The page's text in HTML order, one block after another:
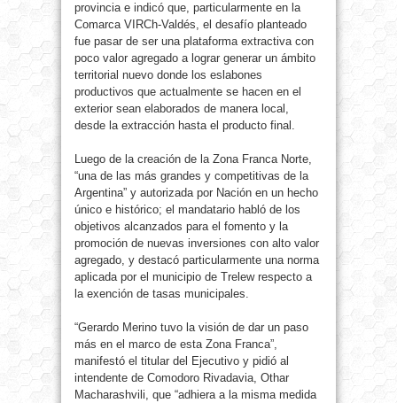
provincia e indicó que, particularmente en la
Comarca VIRCh-Valdés, el desafío planteado
fue pasar de ser una plataforma extractiva con
poco valor agregado a lograr generar un ámbito
territorial nuevo donde los eslabones
productivos que actualmente se hacen en el
exterior sean elaborados de manera local,
desde la extracción hasta el producto final.
Luego de la creación de la Zona Franca Norte,
“una de las más grandes y competitivas de la
Argentina” y autorizada por Nación en un hecho
único e histórico; el mandatario habló de los
objetivos alcanzados para el fomento y la
promoción de nuevas inversiones con alto valor
agregado, y destacó particularmente una norma
aplicada por el municipio de Trelew respecto a
la exención de tasas municipales.
“Gerardo Merino tuvo la visión de dar un paso
más en el marco de esta Zona Franca”,
manifestó el titular del Ejecutivo y pidió al
intendente de Comodoro Rivadavia, Othar
Macharashvili, que “adhiera a la misma medida